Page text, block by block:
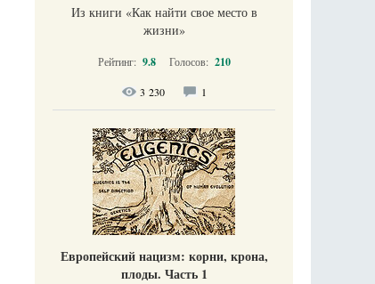
Из книги «Как найти свое место в
жизни​»
Рейтинг: 9.8 Голосов: 210
3 230 1
Европейский нацизм: корни, крона,
плоды. Часть 1